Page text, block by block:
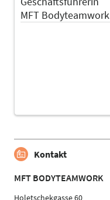
MFT Bodyteamwork
Kontakt
MFT BODYTEAMWORK
Holetschekgasse 60